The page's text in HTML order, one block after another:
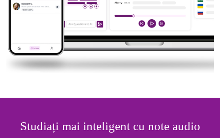
Studiați mai inteligent cu note audio